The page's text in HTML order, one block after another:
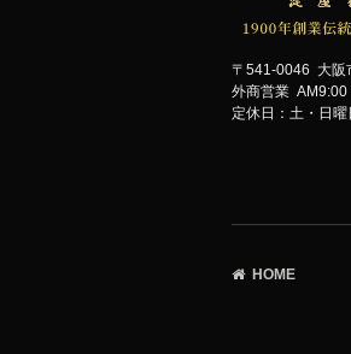
〒541-0046 大阪
外商営業 AM9:00
定休日：土・日曜
HOME